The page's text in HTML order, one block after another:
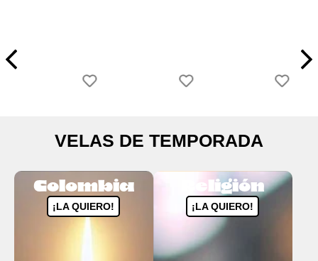
VELAS DE TEMPORADA
Colombia
¡LA QUIERO!
Religión
¡LA QUIERO!